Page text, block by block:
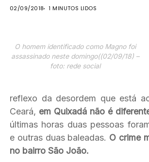
02/09/2018 1 MINUTOS LIDOS
O homem identificado como Magno foi
assassinado neste domingo((02/09/18) –
foto: rede social
reflexo da desordem que está
Ceará, em Quixadá não é
últimas horas duas pessoas
e outras duas baleadas. O crime
no bairro São João.